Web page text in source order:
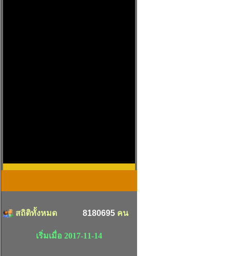
สถิติทั้งหมด 8180695 คน
เริ่มเมื่อ 2017-11-14